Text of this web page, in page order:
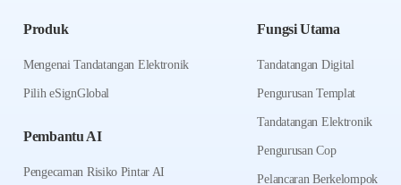
Produk
Mengenai Tandatangan Elektronik
Pilih eSignGlobal
Pembantu AI
Pengecaman Risiko Pintar AI
Fungsi Utama
Tandatangan Digital
Pengurusan Templat
Tandatangan Elektronik
Pengurusan Cop
Pelancaran Berkelompok